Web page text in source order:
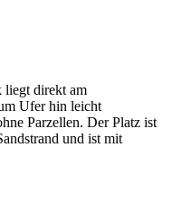
liegt direkt am
Ufer hin leicht
Parzellen. Der Platz ist
und ist mit